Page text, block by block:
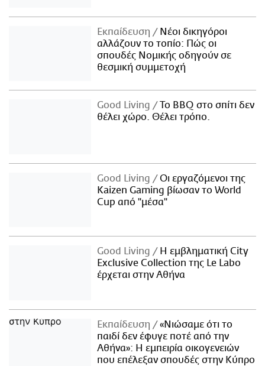
Εκπαίδευση
Νέοι δικηγόροι
αλλάζουν το τοπίο: Πώς οι
σπουδές Νομικής οδηγούν σε
θεσμική συμμετοχή
Good Living
Το BBQ στο σπίτι δεν
θέλει χώρο. Θέλει τρόπο.
Good Living
Οι εργαζόμενοι της
Kaizen Gaming βίωσαν το World
Cup από "μέσα"
Good Living
Η εμβληματική City
Exclusive Collection της Le Labo
έρχεται στην Αθήνα
Εκπαίδευση
«Νιώσαμε ότι το
παιδί δεν έφυγε ποτέ από την
Αθήνα»: Η εμπειρία οικογενειών
που επέλεξαν σπουδές στην Κύπρο